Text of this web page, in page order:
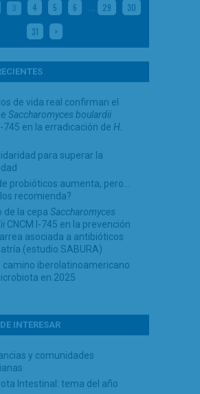
3 4 5 6 … 29 30
31 >
de vida real confirman el
Saccharomyces boulardii
745 en la erradicación de H.
para superar la
probióticos aumenta, pero…
recomienda?
de la cepa Saccharomyces
CNCM I-745 en la prevención
asociada a antibióticos
(estudio SABURA)
camino iberolatinoamericano
en 2025
INTERESAR
y comunidades
Intestinal: tema del año